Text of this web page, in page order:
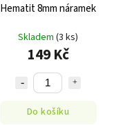
Hematit 8mm náramek
Skladem(3 ks)
149 Kč
Do košíku